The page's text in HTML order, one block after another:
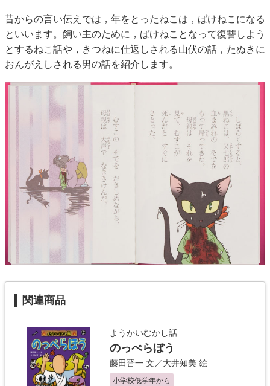
昔からの言い伝えでは，年をとったねこは，ばけねこになる
といいます。飼い主のために，ばけねことなって復讐しよう
とするねこ話や，きつねに仕返しされる山伏の話，たぬきに
おんがえしされる男の話を紹介します。
関連商品
ようかいむかし話
のっぺらぼう
藤田晋一 文／大井知美 絵
小学校低学年から